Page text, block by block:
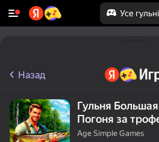
Усе гульні
Назад
Гульня
Погоня за
Age Simple Games